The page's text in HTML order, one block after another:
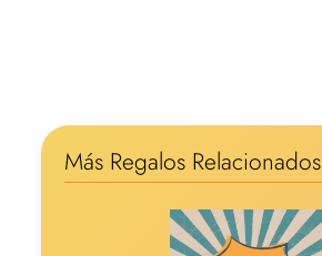
Más Regalos Relacionados